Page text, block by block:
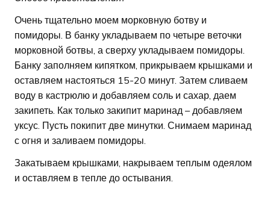
Очень тщательно моем морковную ботву и
помидоры. В банку укладываем по четыре веточки
морковной ботвы, а сверху укладываем помидоры.
Банку заполняем кипятком, прикрываем крышками и
оставляем настояться 15-20 минут. Затем сливаем
воду в кастрюлю и добавляем соль и сахар, даем
закипеть. Как только закипит маринад – добавляем
уксус. Пусть покипит две минутки. Снимаем маринад
с огня и заливаем помидоры.
Закатываем крышками, накрываем теплым одеялом
и оставляем в тепле до остывания.